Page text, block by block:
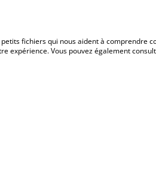
Politique de cookies
fichiers qui nous aident à comprendre
expérience. Vous pouvez également